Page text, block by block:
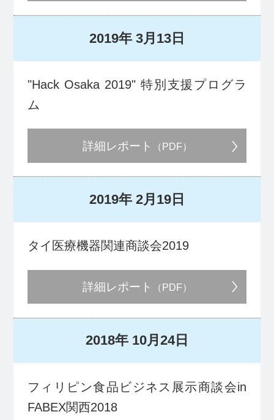
2019年 3月13日
"Hack Osaka 2019" 特別支援プログラ
ム
詳細レポート （PDF）
2019年 2月19日
タイ医療機器関連商談会2019
詳細レポート （PDF）
2018年 10月24日
フィリピン食品ビジネス展示商談会in
FABEX関西2018